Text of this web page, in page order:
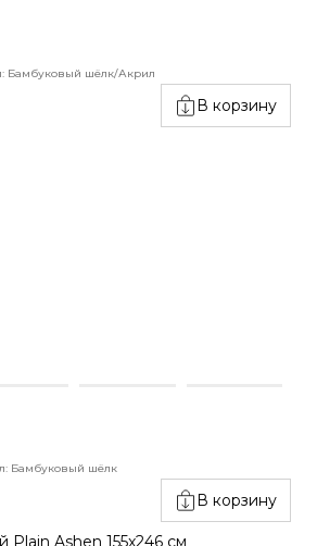
Бамбуковый шёлк/Акрил
В корзину
Бамбуковый шёлк
В корзину